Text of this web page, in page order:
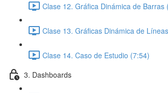
Clase 12. Gráfica Dinámica de Barras
Clase 13. Gráficas Dinámica de
Clase 14. Caso de Estudio (7:54)
3. Dashboards